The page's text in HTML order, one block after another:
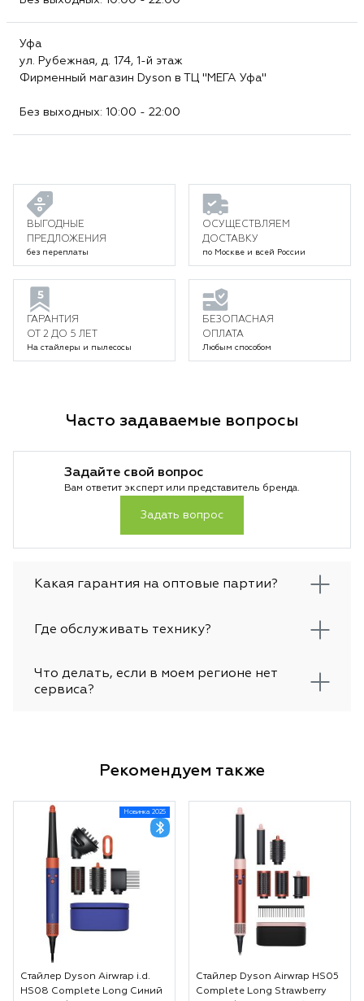
Уфа
ул. Рубежная, д. 174, 1-й этаж
Фирменный магазин Dyson в ТЦ "МЕГА Уфа"
Без выходных: 10:00 - 22:00
ВЫГОДНЫЕ
ПРЕДЛОЖЕНИЯ
без переплаты
ОСУЩЕСТВЛЯЕМ
ДОСТАВКУ
по Москве и всей России
ГАРАНТИЯ
ОТ 2 ДО 5 ЛЕТ
На стайлеры и пылесосы
БЕЗОПАСНАЯ
ОПЛАТА
Любым способом
Часто задаваемые вопросы
Задайте свой вопрос
Вам ответит эксперт или представитель бренда.
Задать вопрос
Какая гарантия на оптовые партии?
Где обслуживать технику?
Что делать, если в моем регионе нет
сервиса?
Рекомендуем также
Новинка 2025
Стайлер Dyson Airwrap i.d.
HS08 Complete Long Синий
Стайлер Dyson Airwrap HS05
Complete Long Strawberry